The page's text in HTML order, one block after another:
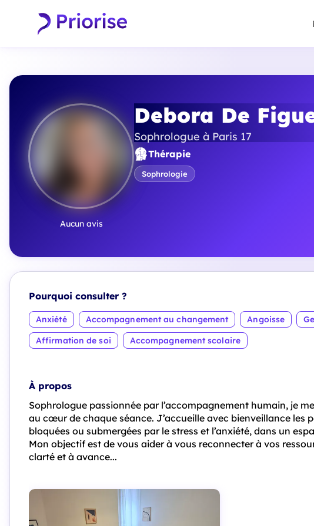
Aucun avis
Debora De
Sophrologue à Paris 17
Thérapie
Sophrologie
Pourquoi consulter ?
Anxiété Accompagnement au changement Angoisse
Affirmation de soi
Accompagnement scolaire
À propos
Sophrologue passionnée par l’accompagnement humain, je
au cœur de chaque séance. J’accueille avec bienveillance les
bloquées ou submergées par le stress et l’anxiété, dans un
Mon objectif est de vous aider à vous reconnecter à vos
clarté et à avance...